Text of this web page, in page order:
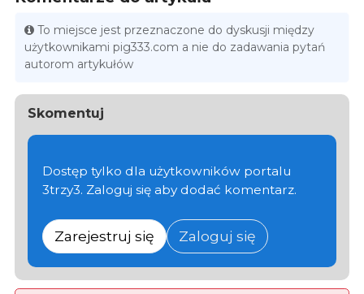
To miejsce jest przeznaczone do dyskusji między
użytkownikami pig333.com a nie do zadawania pytań
autorom artykułów
Skomentuj
Dostęp tylko dla użytkowników portalu
3trzy3. Zaloguj się aby dodać komentarz.
Zarejestruj się Zaloguj się